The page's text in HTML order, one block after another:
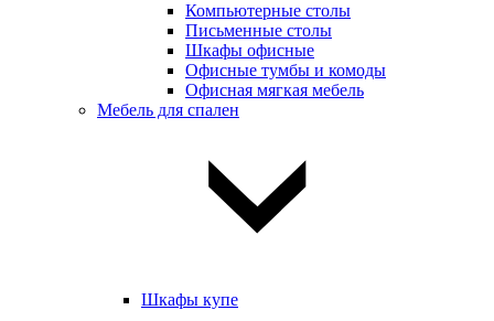
Компьютерные столы
Письменные столы
Шкафы офисные
Офисные тумбы и комоды
Офисная мягкая мебель
Мебель для спален
Шкафы купе